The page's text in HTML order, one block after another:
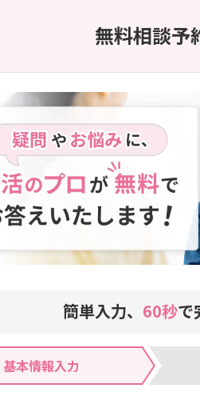
無料相談予
簡単入力、 60秒で
基本情報入力